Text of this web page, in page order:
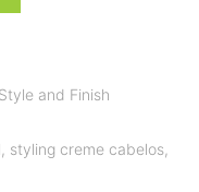
Style and Finish
, styling creme cabelos,